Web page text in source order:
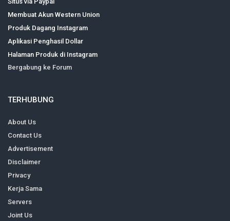
Membuat Akun Western Union
Produk Dagang Instagram
Aplikasi Penghasil Dollar
Halaman Produk di Instagram
Bergabung ke Forum
TERHUBUNG
About Us
Contact Us
Advertisement
Disclaimer
Privacy
Kerja Sama
Servers
Joint Us